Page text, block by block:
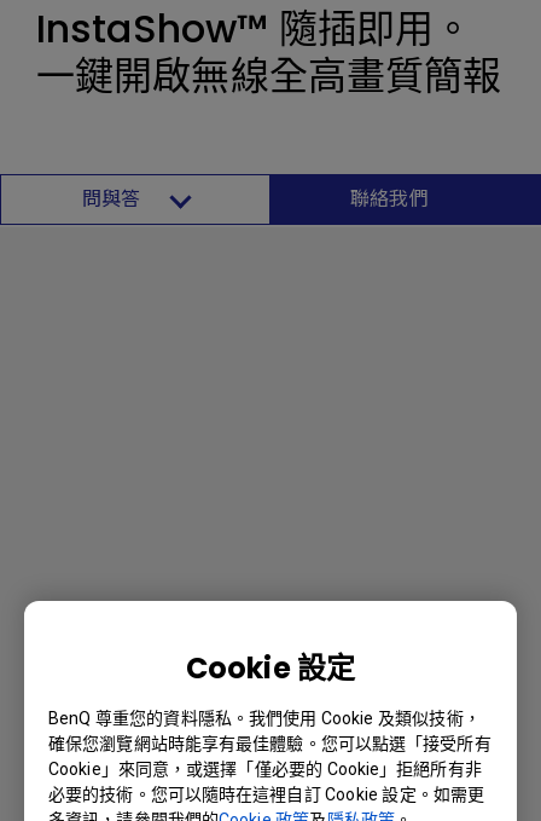
Cookie 設定
BenQ 尊重您的資料隱私。我們使用 Cookie 及類似技術，
確保您瀏覽網站時能享有最佳體驗。您可以點選「接受所有
Cookie」來同意，或選擇「僅必要的 Cookie」拒絕所有非
必要的技術。您可以隨時在這裡自訂 Cookie 設定。如需更
InstaShow™ 隨插即用。
一鍵開啟無線全高畫質簡報
問與答 聯絡我們